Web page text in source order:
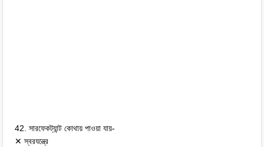
42. সারফেকট্যান্ট কোথায় পাওয়া যায়-
✕ স্বরযন্ত্রে